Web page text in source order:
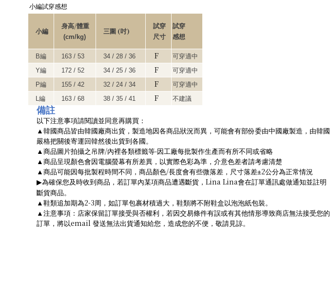
小編試穿感想
小編
身高/體重
(cm/kg)
三圍 (吋)
試穿
尺寸
試穿
感想
B編 163 / 53 34 / 28 / 36 F
可穿適中
Y編 172 / 52 34 / 25 / 36 F
可穿適中
P編 155 / 42 32 / 24 / 34 F
可穿適中
L編 163 / 68 38 / 35 / 41 F 不建議
備註
以下注意事項請閱讀並同意再購買：
▲韓國商品皆由韓國廠商出貨，製造地因各商品狀況而異，可能會有部份委由中國廠製造，由韓國
嚴格把關後寄運回韓然後出貨到各國。
▲商品圖片拍攝之吊牌/內裡各類標籤等‧因工廠每批製作生產而有所不同或省略
▲商品呈現顏色會因電腦螢幕有所差異，以實際色彩為準，介意色差者請考慮清楚
▲商品可能因每批製程時間不同，商品顏色/長度會有些微落差，尺寸落差±2公分為正常情況
▶為確保您及時收到商品，若訂單內某項商品遭遇斷貨， Lina Lina會在訂單通訊處做通知並註明
斷貨商品。
▲鞋類追加期為2-3周，如訂單包裹材積過大，鞋類將不附鞋盒以泡泡紙包裝。
▲注意事項：店家保留訂單接受與否權利，若因交易條件有誤或有其他情形導致商店無法接受您的
訂單，將以email 發送無法出貨通知給您，造成您的不便，敬請見諒。